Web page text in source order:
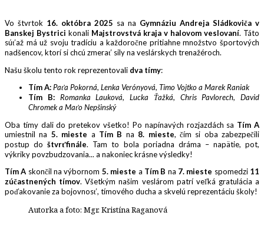
Vo štvrtok 16. októbra 2025 sa na Gymnáziu Andreja Sládkoviča v
Banskej Bystrici konali Majstrovstvá kraja v halovom veslovaní. Táto
súťaž má už svoju tradíciu a každoročne pritiahne množstvo športových
nadšencov, ktorí si chcú zmerať sily na veslárskych trenažéroch.
Našu školu tento rok reprezentovali dva tímy:
Tím A:Paťa Pokorná, Lenka Verónyová, Timo Vojtko a Marek Raniak
Tím B: Romanka Lauková, Lucka Ťažká, Chris Pavlorech, David
Chromek a Maťo Nepšinský
Oba tímy dali do pretekov všetko! Po napínavých rozjazdách sa Tím A
umiestnil na 5. mieste a Tím B na 8. mieste, čím si oba zabezpečili
postup doštvrťfinále. Tam to bola poriadna dráma – napätie, pot,
výkriky povzbudzovania... a nakoniec krásne výsledky!
Tím A skončil na výbornom 5. mieste a Tím B na 7. mieste spomedzi 11
zúčastnených tímov. Všetkým našim veslárom patrí veľká gratulácia a
poďakovanie za bojovnosť, tímového ducha a skvelú reprezentáciu školy!
Autorka a foto: Mgr. Kristína Raganová